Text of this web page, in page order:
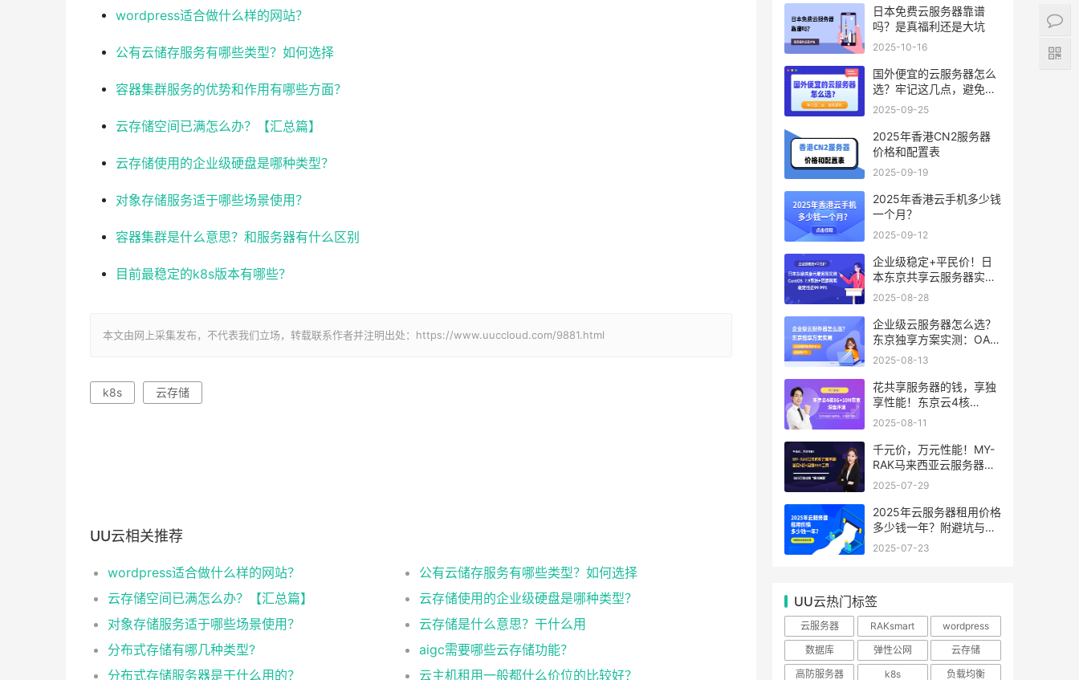
wordpress适合做什么样的网站？
公有云储存服务有哪些类型？如何选择
容器集群服务的优势和作用有哪些方面？
云存储空间已满怎么办？【汇总篇】
云存储使用的企业级硬盘是哪种类型？
对象存储服务适于哪些场景使用？
容器集群是什么意思？和服务器有什么区别
目前最稳定的k8s版本有哪些？
本文由网上采集发布，不代表我们立场，转载联系作者并注明出处：https://www.uuccloud.com/9881.html
k8s 云存储
UU云相关推荐
wordpress适合做什么样的网站？
公有云储存服务有哪些类型？如何选择
云存储空间已满怎么办？【汇总篇】
云存储使用的企业级硬盘是哪种类型？
对象存储服务适于哪些场景使用？
云存储是什么意思？干什么用
分布式存储有哪几种类型?
aigc需要哪些云存储功能？
分布式存储服务器是干什么用的？
云主机租用一般都什么价位的比较好？
日本免费云服务器靠谱
吗？是真福利还是大坑
2025-10-16
国外便宜的云服务器怎么
选？牢记这几点，避免踩
坑
2025-09-25
2025年香港CN2服务器
价格和配置表
2025-09-19
2025年香港云手机多少钱
一个月？
2025-09-12
企业级稳定+平民价！日
本东京共享云服务器实
测：CentOS 7.9系统+资
99.99%
2025-08-28
企业级云服务器怎么选？
东京独享方案实测：OA系
统响应提速40%，成本降
2025-08-13
花共享服务器的钱，享独
享性能！东京云4核
8G+10M带宽降价来袭
2025-08-11
千元价，万元性能！MY-
RAK马来西亚云服务器：
首月5折+免费SEO工具，
2025-07-29
2025年云服务器租用价格
多少钱一年？附避坑与省
钱攻略
2025-07-23
UU云热门标签
云服务器 RAKsmart
wordpress
数据库
弹性公网
云存储
高防服务器
k8s
负载均衡